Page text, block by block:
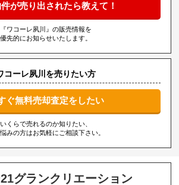
が売り出されたら教えて！
『ワコーレ夙川』の販売情報を
優先的にお知らせいたします。
コーレ夙川を売りたい方
ぐ無料売却査定をしたい
いくらで売れるのか知りたい、
みの方はお気軽にご相談下さい。
グランクリエーション